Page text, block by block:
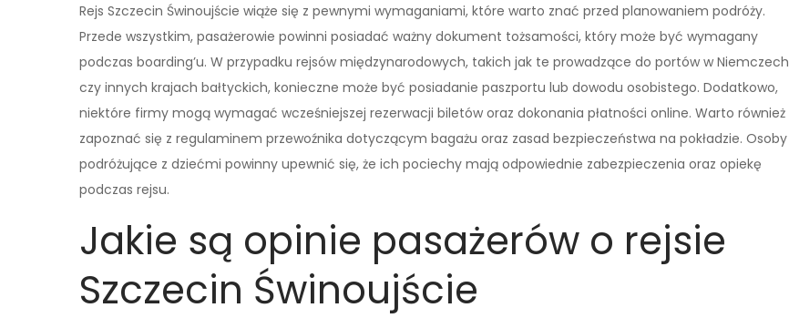
Rejs Szczecin Świnoujście wiąże się z pewnymi wymaganiami, które warto znać przed planowaniem podróży.
Przede wszystkim, pasażerowie powinni posiadać ważny dokument tożsamości, który może być wymagany
podczas boarding’u. W przypadku rejsów międzynarodowych, takich jak te prowadzące do portów w Niemczech
czy innych krajach bałtyckich, konieczne może być posiadanie paszportu lub dowodu osobistego. Dodatkowo,
niektóre firmy mogą wymagać wcześniejszej rezerwacji biletów oraz dokonania płatności online. Warto również
zapoznać się z regulaminem przewoźnika dotyczącym bagażu oraz zasad bezpieczeństwa na pokładzie. Osoby
podróżujące z dziećmi powinny upewnić się, że ich pociechy mają odpowiednie zabezpieczenia oraz opiekę
podczas rejsu.
Jakie są opinie pasażerów o rejsie
Szczecin Świnoujście